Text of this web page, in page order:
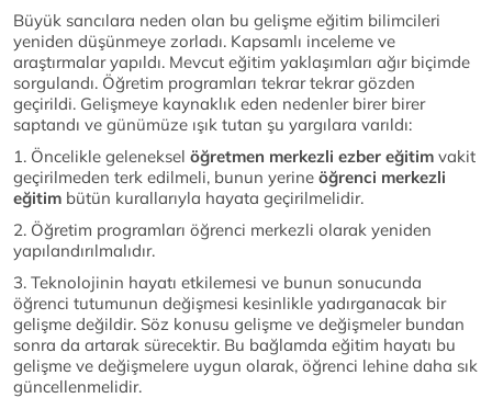
Büyük sancılara neden olan bu gelişme eğitim bilimcileri
yeniden düşünmeye zorladı. Kapsamlı inceleme ve
araştırmalar yapıldı. Mevcut eğitim yaklaşımları ağır biçimde
sorgulandı. Öğretim programları tekrar tekrar gözden
geçirildi. Gelişmeye kaynaklık eden nedenler birer birer
saptandı ve günümüze ışık tutan şu yargılara varıldı:
1. Öncelikle geleneksel öğretmen merkezli ezber eğitim vakit
geçirilmeden terk edilmeli, bunun yerine öğrenci merkezli
eğitim bütün kurallarıyla hayata geçirilmelidir.
2. Öğretim programları öğrenci merkezli olarak yeniden
yapılandırılmalıdır.
3. Teknolojinin hayatı etkilemesi ve bunun sonucunda
öğrenci tutumunun değişmesi kesinlikle yadırganacak bir
gelişme değildir. Söz konusu gelişme ve değişmeler bundan
sonra da artarak sürecektir. Bu bağlamda eğitim hayatı bu
gelişme ve değişmelere uygun olarak, öğrenci lehine daha sık
güncellenmelidir.